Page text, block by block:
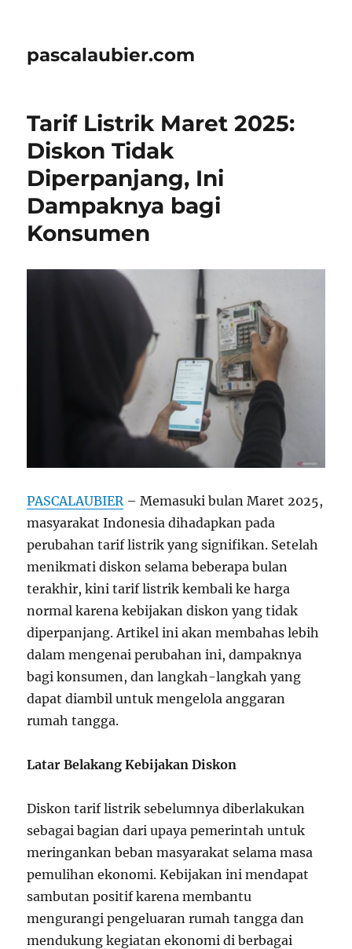
pascalaubier.com
Tarif Listrik Maret 2025:
Diskon Tidak
Diperpanjang, Ini
Dampaknya bagi
Konsumen
PASCALAUBIER – Memasuki bulan Maret 2025,
masyarakat Indonesia dihadapkan pada
perubahan tarif listrik yang signifikan. Setelah
menikmati diskon selama beberapa bulan
terakhir, kini tarif listrik kembali ke harga
normal karena kebijakan diskon yang tidak
diperpanjang. Artikel ini akan membahas lebih
dalam mengenai perubahan ini, dampaknya
bagi konsumen, dan langkah-langkah yang
dapat diambil untuk mengelola anggaran
rumah tangga.
Latar Belakang Kebijakan Diskon
Diskon tarif listrik sebelumnya diberlakukan
sebagai bagian dari upaya pemerintah untuk
meringankan beban masyarakat selama masa
pemulihan ekonomi. Kebijakan ini mendapat
sambutan positif karena membantu
mengurangi pengeluaran rumah tangga dan
mendukung kegiatan ekonomi di berbagai